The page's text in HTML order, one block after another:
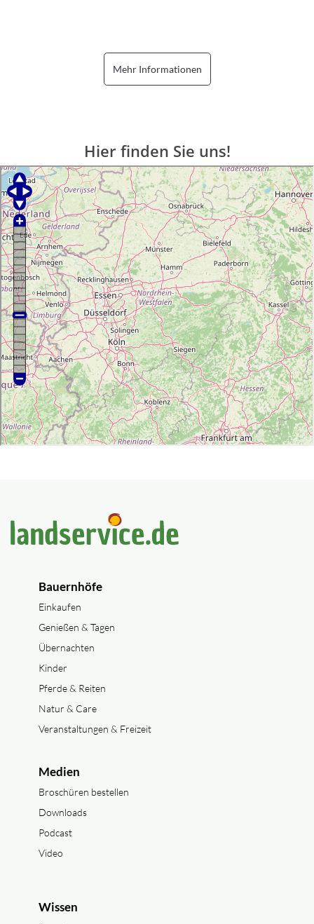
Mehr Informationen
Hier finden Sie uns!
Bauernhöfe
Einkaufen
Genießen & Tagen
Übernachten
Kinder
Pferde & Reiten
Natur & Care
Veranstaltungen & Freizeit
Medien
Broschüren bestellen
Downloads
Podcast
Video
Wissen